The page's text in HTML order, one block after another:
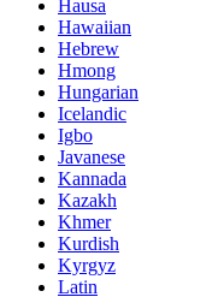
Hausa
Hawaiian
Hebrew
Hmong
Hungarian
Icelandic
Igbo
Javanese
Kannada
Kazakh
Khmer
Kurdish
Kyrgyz
Latin